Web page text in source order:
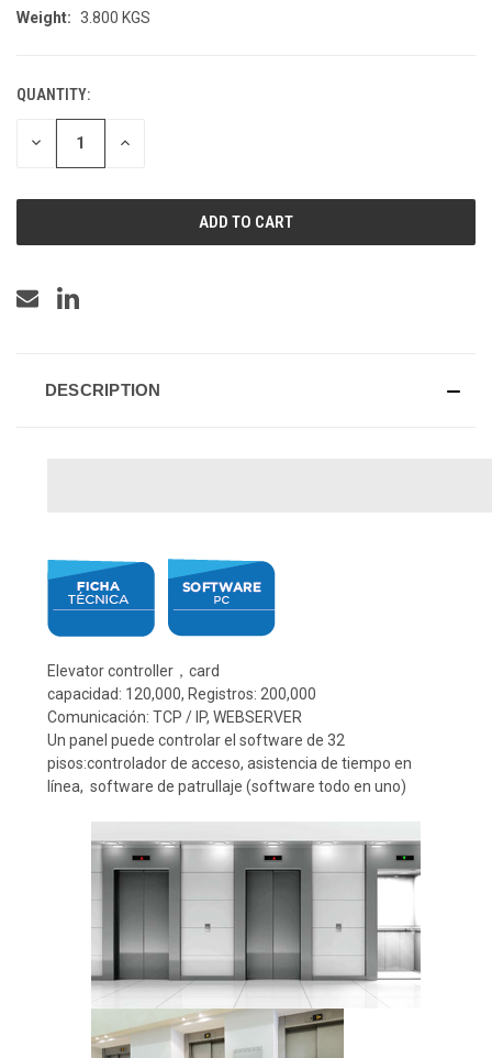
Weight: 3.800 KGS
CURRENT
STOCK:
QUANTITY:
DECREASE INCREASE
DESCRIPTION
Elevator controller，card
capacidad: 120,000, Registros: 200,000
Comunicación: TCP / IP, WEBSERVER
Un panel puede controlar el software de 32
pisos:controlador de acceso, asistencia de tiempo en
línea, software de patrullaje (software todo en uno)